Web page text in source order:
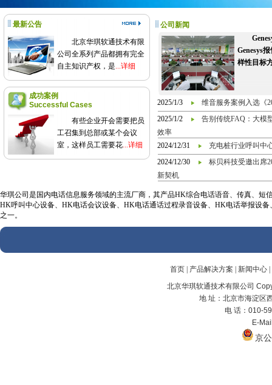
最新公告
北京华琪软通技术有限
公司全系列产品都拥有完全
自主知识产权，是...详细
成功案例
Successful Cases
有些企业开会需要把员
工召集到总部或某个会议
室，这样员工需要花...详细
公司新闻
Genesys
样性目标
2025/1/3
维音服务案例入选《
2025/1/2
告别传统FAQ：大模
效率
2024/12/31
充电桩行业呼叫中
2024/12/30
标贝科技受邀出席
新契机
华琪公司是国内电话信息服务领域的主流厂商，其产品HK综合电话语音、传真、
HK呼叫中心设备、HK电话会议设备、HK电话通话过程录音设备、HK电话举报设
之一。
首页 产品解决方案 新闻中心
北京华琪软通技术有限公司
地 址：北京市海淀区
电 话：010-
E-
京